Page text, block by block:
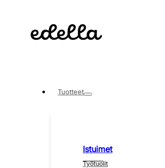
Tuotteet
Istuimet
Työtuolit